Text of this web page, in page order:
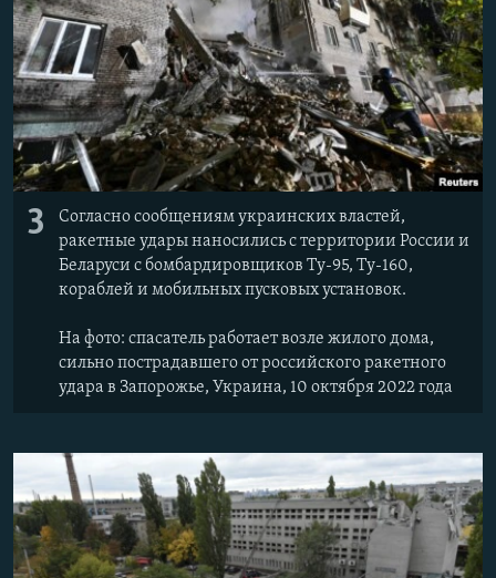
3
Согласно сообщениям украинских властей,
ракетные удары наносились с территории России и
Беларуси с бомбардировщиков Ту-95, Ту-160,
кораблей и мобильных пусковых установок.
На фото: cпасатель работает возле жилого дома,
сильно пострадавшего от российского ракетного
удара в Запорожье, Украина, 10 октября 2022 года